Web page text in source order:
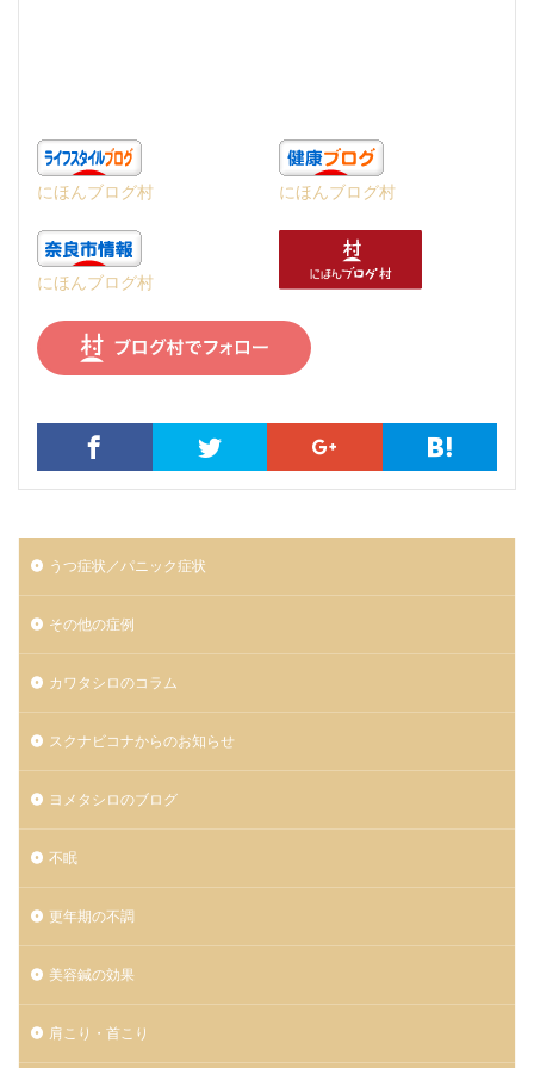
にほんブログ村 にほんブログ村
にほんブログ村
うつ症状／パニック症状
その他の症例
カワタシロのコラム
スクナビコナからのお知らせ
ヨメタシロのブログ
不眠
更年期の不調
美容鍼の効果
肩こり・首こり